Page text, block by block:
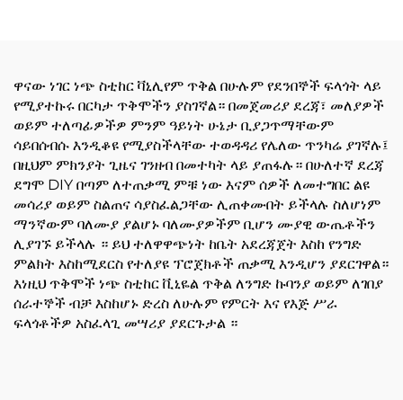
ዋናው ነገር ነጭ ስቲከር ቫኒሊየም ጥቅል በሁሉም የደንበኞች ፍላጎት ላይ
የሚያተኩሩ በርካታ ጥቅሞችን ያስገኛል። በመጀመሪያ ደረጃ፣ መለያዎች
ወይም ተለጣፊዎችዎ ምንም ዓይነት ሁኔታ ቢያጋጥማቸውም
ሳይበሰብሱ እንዲቆዩ የሚያስችላቸው ተወዳዳሪ የሌለው ጥንካሬ ያገኛሉ፤
በዚህም ምክንያት ጊዜና ገንዘብ በመተካት ላይ ያጠፋሉ። በሁለተኛ ደረጃ
ደግሞ DIY በጣም ለተጠቃሚ ምቹ ነው እናም ሰዎች ለመተግበር ልዩ
መሳሪያ ወይም ስልጠና ሳያስፈልጋቸው ሊጠቀሙበት ይችላሉ ስለሆነም
ማንኛውም ባለሙያ ያልሆኑ ባለሙያዎችም ቢሆን ሙያዊ ውጤቶችን
ሊያገኙ ይችላሉ ። ይህ ተለዋዋጭነት ከቤት አደረጃጀት እስከ የንግድ
ምልክት እስከሚደርስ የተለያዩ ፕሮጀክቶች ጠቃሚ እንዲሆን ያደርገዋል።
እነዚህ ጥቅሞች ነጭ ስቲከር ቪኒዬል ጥቅል ለንግድ ኩባንያ ወይም ለገበያ
ሰራተኞች ብቻ እስከሆኑ ድረስ ለሁሉም የምርት እና የእጅ ሥራ
ፍላጎቶችዎ አስፈላጊ መሣሪያ ያደርጉታል ።